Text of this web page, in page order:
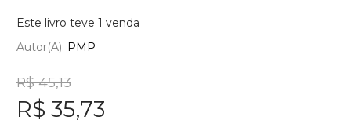
Este livro teve 1 venda
Autor(a): PMP
R$ 45,13
R$ 35,73